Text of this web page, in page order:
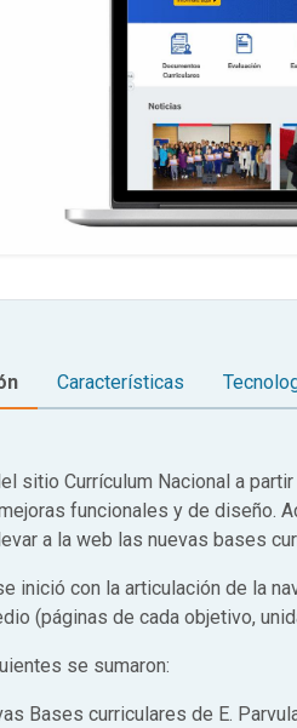
Características
sitio Currículum Nacional a
funcionales y de diseño.
a la web las nuevas bases
inició con la articulación de la
(páginas de cada objetivo,
se sumaron:
Bases curriculares de E.